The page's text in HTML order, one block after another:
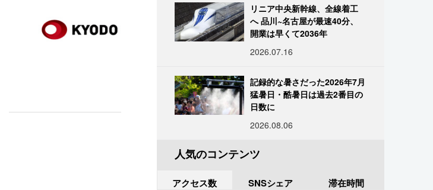
リニア中央新幹線、全線着工
へ 品川~名古屋が最速40分、
開業は早くて2036年
2026.07.16
記録的な暑さだった2026年7月
猛暑日・酷暑日は過去2番目の
日数に
2026.08.06
人気のコンテンツ
アクセス数 SNSシェア 滞在時間